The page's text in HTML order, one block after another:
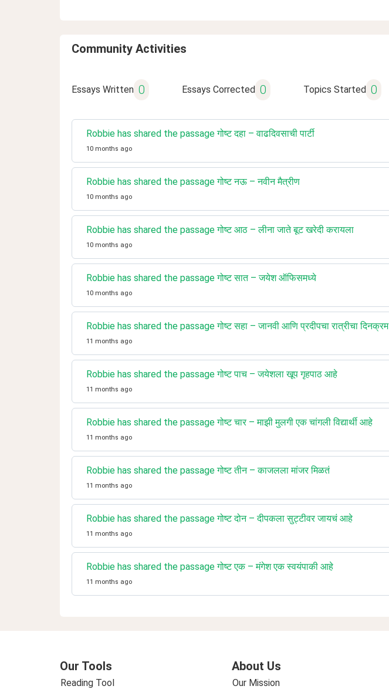
Community Activities
Essays Written 0 Essays Corrected 0 Topics Started 0
Robbie has shared the passage गोष्ट दहा – वाढदिवसाची पार्टी
10 months ago
Robbie has shared the passage गोष्ट नऊ – नवीन मैत्रीण
10 months ago
Robbie has shared the passage गोष्ट आठ – लीना जाते बूट खरेदी करायला
10 months ago
Robbie has shared the passage गोष्ट सात – जयेश ऑफिसमध्ये
10 months ago
Robbie has shared the passage गोष्ट सहा – जानवी आणि प्रदीपचा रात्रीचा दिनक्रम
11 months ago
Robbie has shared the passage गोष्ट पाच – जयेशला खूप गृहपाठ आहे
11 months ago
Robbie has shared the passage गोष्ट चार – माझी मुलगी एक चांगली विद्यार्थी आहे
11 months ago
Robbie has shared the passage गोष्ट तीन – काजलला मांजर मिळतं
11 months ago
Robbie has shared the passage गोष्ट दोन – दीपकला सुट्टीवर जायचं आहे
11 months ago
Robbie has shared the passage गोष्ट एक – मंगेश एक स्वयंपाकी आहे
11 months ago
Our Tools
Reading Tool
About Us
Our Mission